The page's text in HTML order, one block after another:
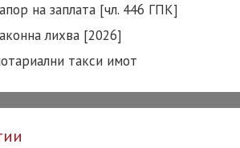
на заплата [чл. 446 ГПК]
лихва [2026]
такси имот